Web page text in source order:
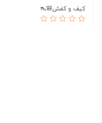
کیف و کفش🎒👠